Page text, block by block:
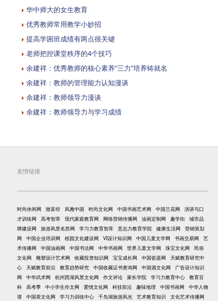
华中师大的女生教育
优秀教师常用教学小妙招
提高学困班成绩有两点很关键
老师把控课堂秩序的4个技巧
余建祥：优秀教师的核心素养“三力”培养铸就名
余建祥：教师的管理能力认知漫谈
余建祥：教师领导力漫谈
余建祥：教师领导力与学习成绩
友情链接
时尚休闲网 致富经 风雅中国 时尚文化网 中国书画艺术网 中国兰花网
演讲与口
才训练网
高考智库 现代家庭教育网 网络营销传播网 油画定制网 趣学街
城市品
牌建设网
旅游风景名胜网 学习力教育智库 意志力教育学院 健康生活网
营销策划
网
中国企业培训网 校园文化建设网 VI设计知识网 中国儿童文学网 书画交易网
艺
术传播网
中国油画网 中国书法网 中华书画网 世界儿童文学网 珠宝文化网
民俗
文化网
雕塑设计艺术网 收藏投资知识网 宝宝成长网 中国瓷器网
天赋教育研究中
心
天赋教育前沿 教育趋势研究 中国收藏证书查询网 中国酒文化网
广告设计知识
网
中华武术网 杭州西湖风景文化网 作文评论 家长学院 学习力教育中心
教育百
科
高考季 中小学生作文网 爱情文化网 科技前沿 趣味地理 中国书画网
中华人物
谱
中国茶文化网 学习力训练中心 千岛湖旅游风光 艺术教育知识 文化艺术传播网